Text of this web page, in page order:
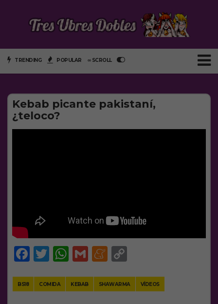
TRENDING POPULAR ∞ SCROLL
Kebab picante pakistaní,
¿teloco?
Facebook
Twitter
WhatsApp
GmailMeneame
BS18 COMIDA KEBAB SHAWARMA VÍDEOS